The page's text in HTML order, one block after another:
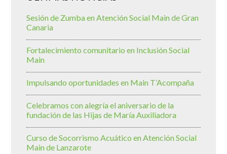
Sesión de Zumba en Atención Social Main de Gran
Canaria
Fortalecimiento comunitario en Inclusión Social
Main
Impulsando oportunidades en Main T’Acompaña
Celebramos con alegría el aniversario de la
fundación de las Hijas de María Auxiliadora
Curso de Socorrismo Acuático en Atención Social
Main de Lanzarote